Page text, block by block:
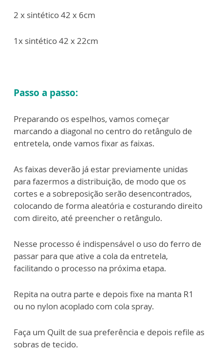
2 x sintético 42 x 6cm
1x sintético 42 x 22cm
Passo a passo:
Preparando os espelhos, vamos começar
marcando a diagonal no centro do retângulo de
entretela, onde vamos fixar as faixas.
As faixas deverão já estar previamente unidas
para fazermos a distribuição, de modo que os
cortes e a sobreposição serão desencontrados,
colocando de forma aleatória e costurando direito
com direito, até preencher o retângulo.
Nesse processo é indispensável o uso do ferro de
passar para que ative a cola da entretela,
facilitando o processo na próxima etapa.
Repita na outra parte e depois fixe na manta R1
ou no nylon acoplado com cola spray.
Faça um Quilt de sua preferência e depois refile as
sobras de tecido.